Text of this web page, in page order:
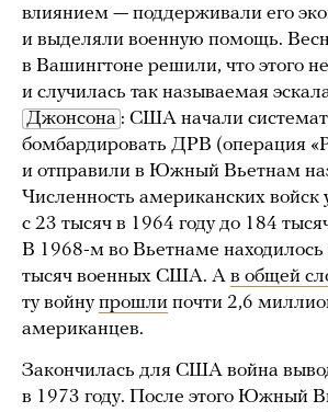
влиянием — поддерживали его
и выделяли военную помощь.
в Вашингтоне решили, что этого
и случилась так называемая
Джонсона : США начали
бомбардировать ДРВ (операция
и отправили в Южный Вьетнам
Численность американских войск
с 23 тысяч в 1964 году до 184
В 1968-м во Вьетнаме находилось
тысяч военных США. А в общей
ту войнупрошли почти 2,6
американцев.
Закончилась для США война
в 1973 году. После этого Южный